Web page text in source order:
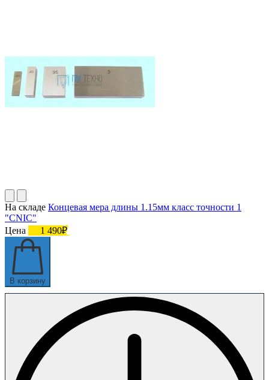
На складе Концевая мера длины 1.15мм класс точности 1
"CNIC"
Цена
1 490₽
В корзину